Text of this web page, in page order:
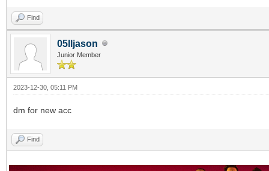
Find
05lljason
Junior Member
2023-12-30, 05:11 PM
dm for new acc
Find